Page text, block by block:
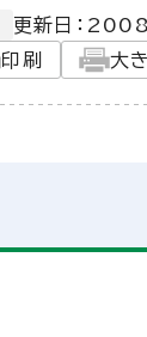
更新日： 2008
印刷
大